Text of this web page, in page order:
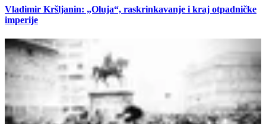
Vladimir Kršljanin: „Oluja“, raskrinkavanje i kraj otpadničke
imperije